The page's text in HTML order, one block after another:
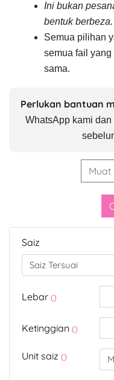
Ini bukan
bentuk berbeza.
Semua pilihan
semua fail
sama.
Perlukan bantuan
WhatsApp kami
Muat
Saiz
Lebar ()
Ketinggian ()
Unit saiz ()